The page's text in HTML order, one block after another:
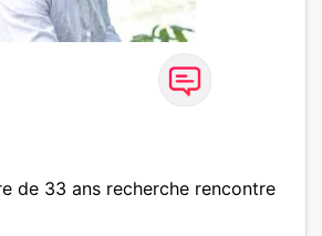
de 33 ans recherche rencontre